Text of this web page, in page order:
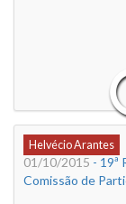
Helvécio Arantes
01/10/2015 - 19ª
Comissão de